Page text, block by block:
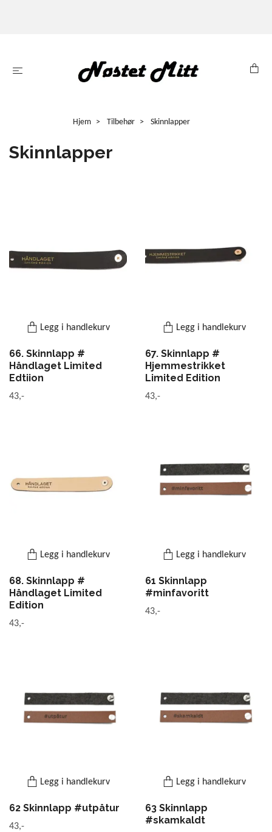
Hjem Tilbehør Skinnlapper
Skinnlapper
Legg i handlekurv
66. Skinnlapp #
Håndlaget Limited
Edtiion
43,-
Legg i handlekurv
67. Skinnlapp #
Hjemmestrikket
Limited Edition
43,-
Legg i handlekurv
68. Skinnlapp #
Håndlaget Limited
Edition
43,-
Legg i handlekurv
61 Skinnlapp
#minfavoritt
43,-
Legg i handlekurv
62 Skinnlapp #utpåtur
43,-
Legg i handlekurv
63 Skinnlapp
#skamkaldt